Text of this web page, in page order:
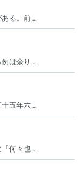
ある。前…
例は余り…
十五年六…
「何々也…